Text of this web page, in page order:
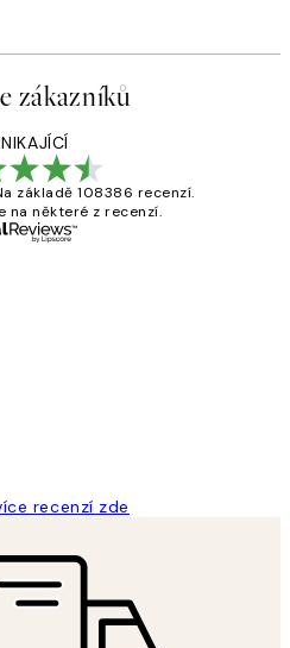
zákazníků
základě 108386 recenzí.
na některé z recenzí.
recenzí zde